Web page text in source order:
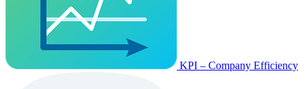
KPI – Company Efficiency